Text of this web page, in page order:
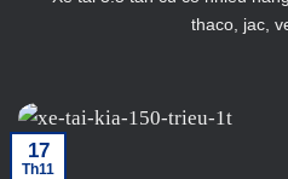
thaco, jac,
17
Th11